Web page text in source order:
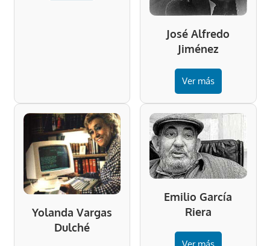
José Alfredo
Jiménez
Ver más
Yolanda Vargas
Dulché
Emilio García
Riera